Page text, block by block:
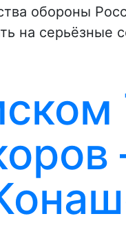
обороны
на